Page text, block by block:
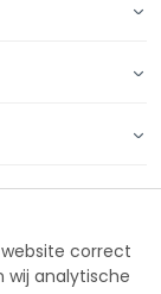
correct
wij analytische